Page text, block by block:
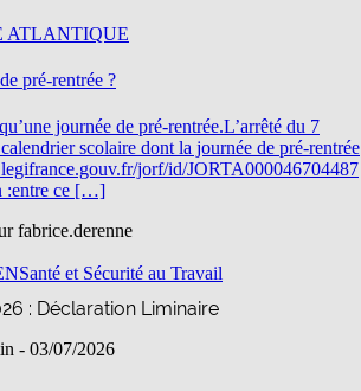
ATLANTIQUE
pré-rentrée ?
journée de pré-rentrée.L’arrêté du 7
scolaire dont la journée de pré-rentrée
jorf/id/JORTA000046704487
:entre ce […]
fabrice.derenne
Santé et Sécurité au Travail
: Déclaration Liminaire
- 03/07/2026